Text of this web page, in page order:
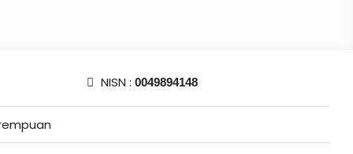
NISN : 0049894148